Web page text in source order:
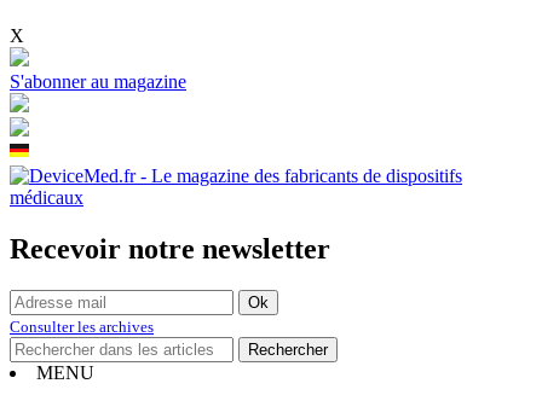
X
S'abonner au magazine
Recevoir notre newsletter
Consulter les archives
MENU